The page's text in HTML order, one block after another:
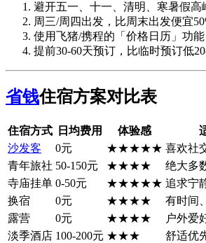
避开五一、十一、清明、寒暑假高
周三/周四出发，比周末出发便宜
使用飞猪/携程的「价格日历」功
提前30-60天预订，比临时预订低
省钱住宿方案对比表
住宿方式 日均费用 体验感
沙发客
0元 ★★★★★ 喜欢社
青年旅社 50-150元 ★★★★ 绝大多
寺庙挂单 0-50元 ★★★★★ 追求宁
换宿
0元 ★★★★
有时间
露营
0元 ★★★★
户外爱
淡季酒店 100-200元 ★★★ 舒适优